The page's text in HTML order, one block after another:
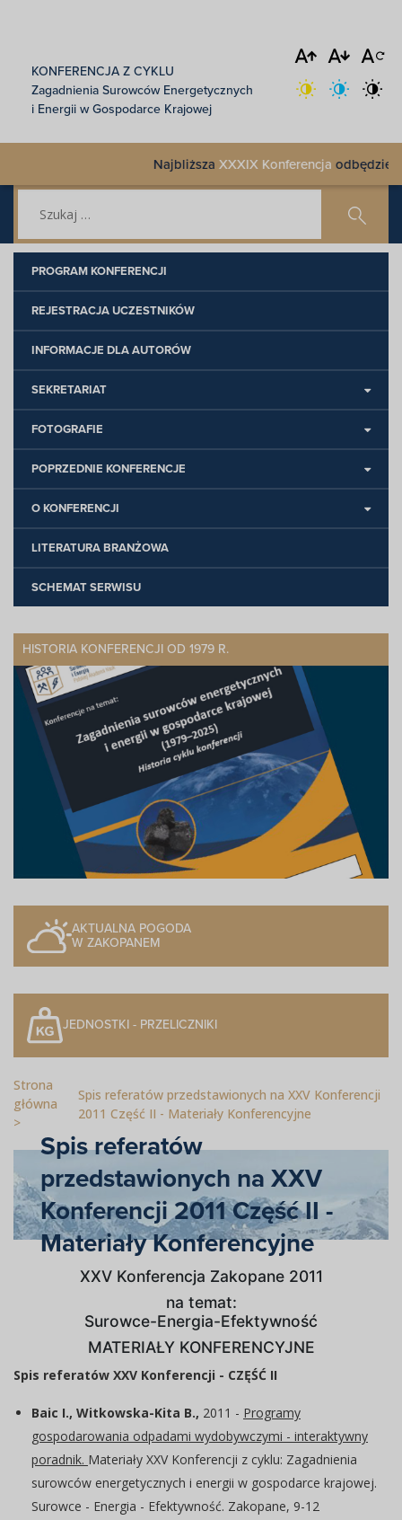
KONFERENCJA Z CYKLU
Zagadnienia Surowców Energetycznych
i Energii w Gospodarce Krajowej
NajbliższaXXXIX Konferencjaodbędzie się
PROGRAM KONFERENCJI
REJESTRACJA UCZESTNIKÓW
INFORMACJE DLA AUTORÓW
SEKRETARIAT
FOTOGRAFIE
POPRZEDNIE KONFERENCJE
O KONFERENCJI
LITERATURA BRANŻOWA
SCHEMAT SERWISU
HISTORIA KONFERENCJI OD 1979 R.
AKTUALNA POGODA
W ZAKOPANEM
JEDNOSTKI - PRZELICZNIKI
Strona
główna
Spis referatów przedstawionych na XXV Konferencji
2011 Część II - Materiały Konferencyjne
Spis referatów
przedstawionych na XXV
Konferencji 2011 Część II -
Materiały Konferencyjne
XXV Konferencja Zakopane 2011
na temat:
Surowce-Energia-Efektywność
MATERIAŁY KONFERENCYJNE
Spis referatów XXV Konferencji - CZĘŚĆ II
Baic I., Witkowska-Kita B., 2011 - Programy
gospodarowania odpadami wydobywczymi - interaktywny
poradnik. Materiały XXV Konferencji z cyklu: Zagadnienia
surowców energetycznych i energii w gospodarce krajowej.
Surowce - Energia - Efektywność. Zakopane, 9-12